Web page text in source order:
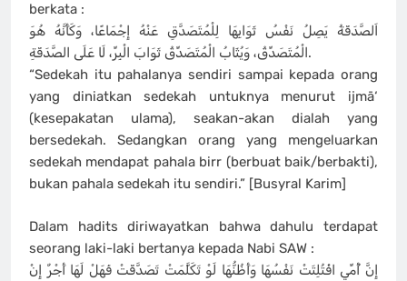
berkata :
اَلصَّدَقَةُ يَصِلُ نَفْسُ ثَوَابِهَا لِلْمُتَصَدَّقِ عَنْهُ إِجْمَاعًا، وَكَأَنَّهُ هُوَ
الْمُتَصَدِّقُ، وَيُثَابُ الْمُتَصَدِّقُ ثَوَابَ الْبِرِّ، لَا عَلَى الصَّدَقَةِ.
“Sedekah itu pahalanya sendiri sampai kepada orang
yang diniatkan sedekah untuknya menurut ijmā‘
(kesepakatan ulama), seakan-akan dialah yang
bersedekah. Sedangkan orang yang mengeluarkan
sedekah mendapat pahala birr (berbuat baik/berbakti),
bukan pahala sedekah itu sendiri.” [Busyral Karim]
Dalam hadits diriwayatkan bahwa dahulu terdapat
seorang laki-laki bertanya kepada Nabi SAW :
إِنَّ أُمِّي افْتُلِتَتْ نَفْسُهَا وَأَظُنُّهَا لَوْ تَكَلَّمَتْ تَصَدَّقَتْ فَهَلْ لَهَا أَجْرٌ إِنْ